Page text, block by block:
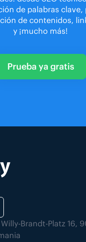
de palabras clave,
de contenidos,
y ¡mucho más!
Prueba ya gratis
Brandt-Platz 16,